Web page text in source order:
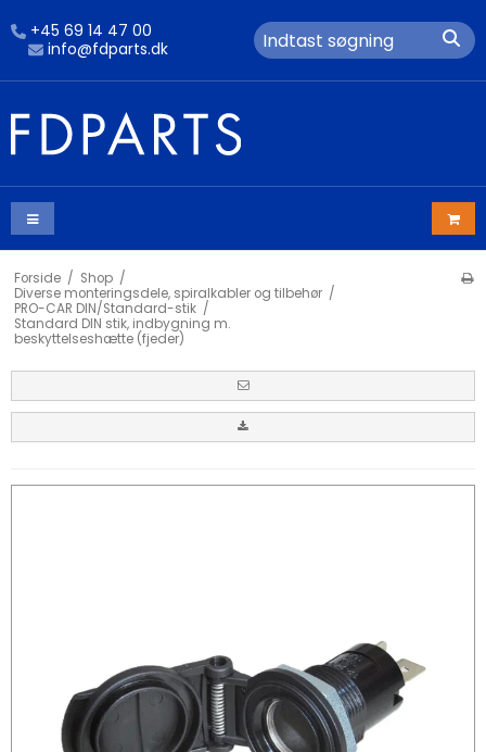
+45 69 14 47 00
info@fdparts.dk
Forside / Shop /
Diverse monteringsdele, spiralkabler og tilbehør /
PRO-CAR DIN/Standard-stik /
Standard DIN stik, indbygning m.
beskyttelseshætte (fjeder)